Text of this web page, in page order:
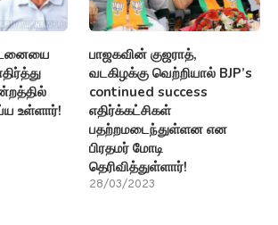
உள்ளார்!
பாஜகவின் குஜராத்,
வடகிழக்கு வெற்றியால் BJP’s
continued success
எதிர்க்கட்சிகள்
பதற்றமடைந்துள்ளன என
பிரதமர் மோடி
தெரிவித்துள்ளார்!
28/03/2023